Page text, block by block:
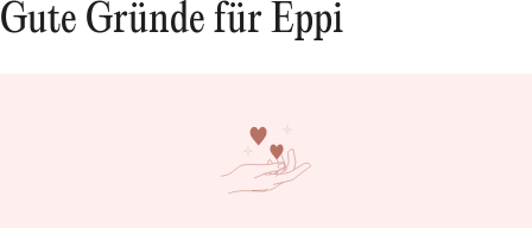
Gute Gründe für Eppi